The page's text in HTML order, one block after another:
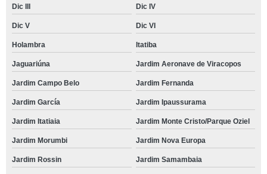
Dic III Dic IV
Dic V Dic VI
Holambra Itatiba
Jaguariúna Jardim Aeronave de Viracopos
Jardim Campo Belo Jardim Fernanda
Jardim García Jardim Ipaussurama
Jardim Itatiaia Jardim Monte Cristo/Parque Oziel
Jardim Morumbi Jardim Nova Europa
Jardim Rossin Jardim Samambaia